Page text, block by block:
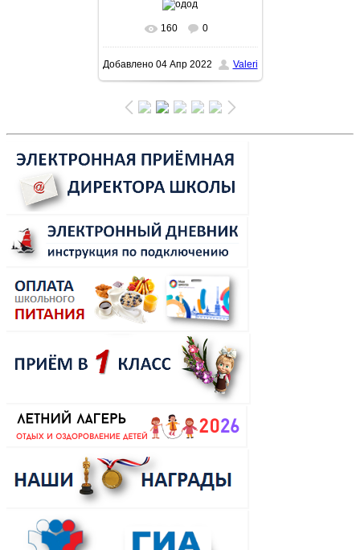
В реальном размере
1131x1600/ 268.7Kb
160 0
Добавлено04 Апр 2022 Valeri